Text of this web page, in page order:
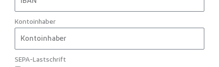
Kontoinhaber
SEPA-Lastschrift